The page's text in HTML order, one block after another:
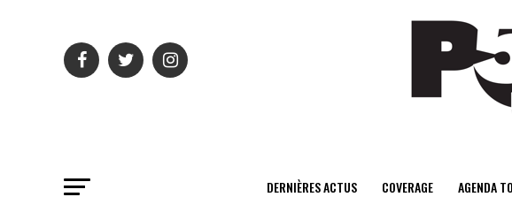
DERNIÈRES ACTUS COVERAGE AGENDA